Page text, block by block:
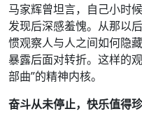
马家辉曾坦言，自己小时
发现后深感羞愧。从那以
惯观察人与人之间如何隐
暴露后面对转折。这样的
部曲”的精神内核。
奋斗从未停止，快乐值得